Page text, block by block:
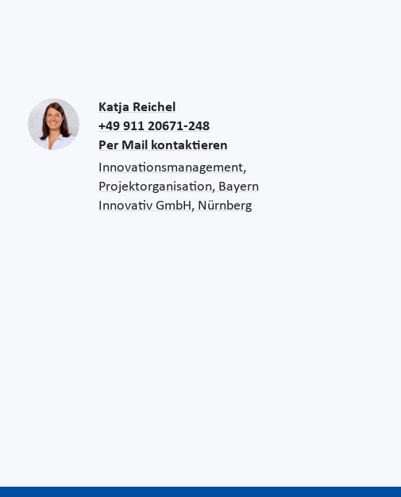
Katja Reichel
+49 911 20671-248
Per Mail kontaktieren
Innovationsmanagement,
Projektorganisation, Bayern
Innovativ GmbH, Nürnberg